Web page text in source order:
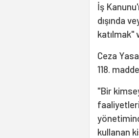
İş
dışında
katılmak"
Ceza
118.
"Bir
kullanan